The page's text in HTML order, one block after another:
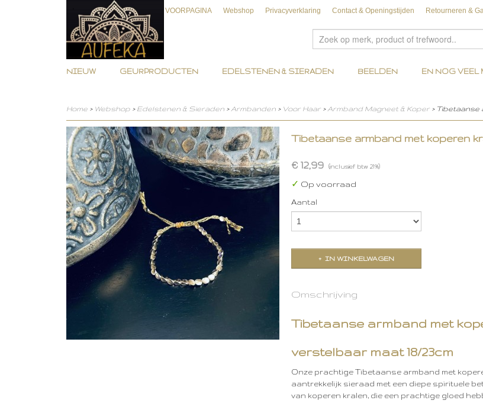
VOORPAGINA Webshop Privacyverklaring Contact & Openingstijden Retourneren &
NIEUW GEURPRODUCTEN EDELSTENEN & SIERADEN BEELDEN EN NOG VEEL
Home > Webshop > Edelstenen & Sieraden > Armbanden > Voor Haar > Armband Magneet & Koper >
Tibetaanse armband met koperen
€ 12,99 (inclusief btw 21%)
✓ Op voorraad
Aantal
IN WINKELWAGEN
Omschrijving
Tibetaanse armband met
verstelbaar maat 18/23cm
Onze prachtige Tibetaanse armband met
aantrekkelijk sieraad met een diepe spirituele
van koperen kralen, die een prachtige gloed